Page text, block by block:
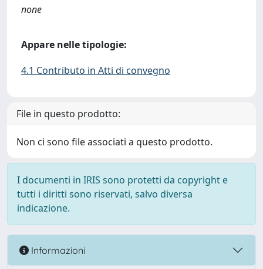
none
Appare nelle tipologie:
4.1 Contributo in Atti di convegno
File in questo prodotto:
Non ci sono file associati a questo prodotto.
I documenti in IRIS sono protetti da copyright e
tutti i diritti sono riservati, salvo diversa
indicazione.
Informazioni